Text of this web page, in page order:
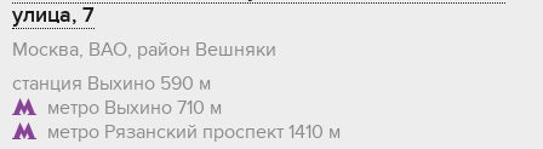
улица, 7
Москва, ВАО, район Вешняки
станция Выхино 590 м
метро Выхино 710 м
метро Рязанский проспект 1410 м